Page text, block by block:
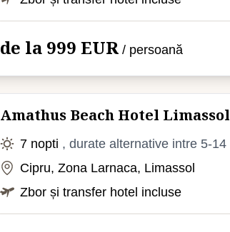
de la 999 EUR / persoană
Amathus Beach Hotel Limassol
7 nopti , durate alternative intre 5-14
Cipru, Zona Larnaca, Limassol
Zbor și transfer hotel incluse